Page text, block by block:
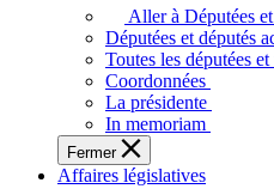
députées
députés
vous
représentent
sein
de
l'Assemblée
Aller à Députées
Députées et députés
Toutes les députées
Coordonnées
La présidente
In memoriam
Fermer
Affaires législatives